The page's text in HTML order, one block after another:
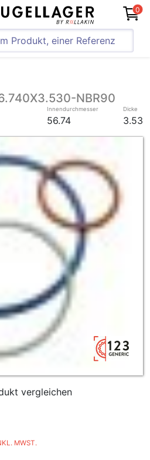
0
NBR90
Innendurchmesser
56.74
Dicke
3.53
vergleichen
MWST.